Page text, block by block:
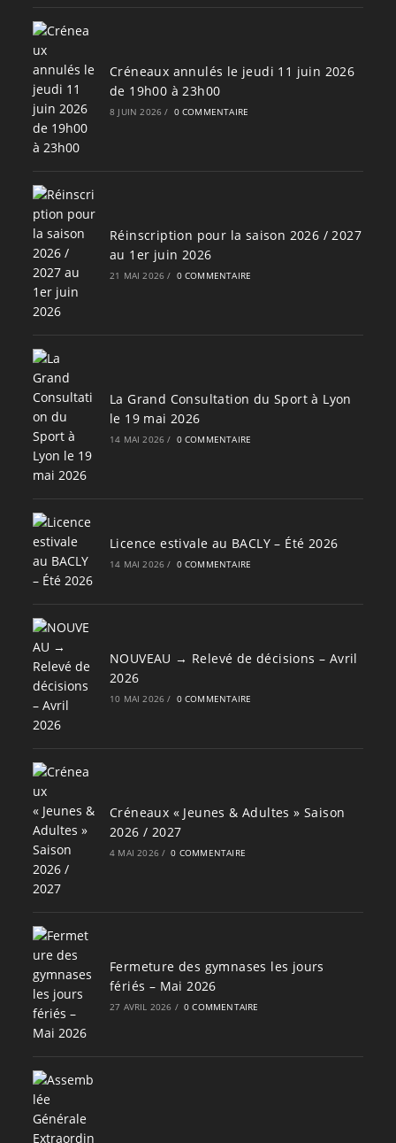
Créneaux annulés le jeudi 11 juin 2026
de 19h00 à 23h00
8 JUIN 2026 / 0 COMMENTAIRE
Réinscription pour la saison 2026 / 2027
au 1er juin 2026
21 MAI 2026 / 0 COMMENTAIRE
La Grand Consultation du Sport à Lyon
le 19 mai 2026
14 MAI 2026 / 0 COMMENTAIRE
Licence estivale au BACLY – Été 2026
14 MAI 2026 / 0 COMMENTAIRE
NOUVEAU → Relevé de décisions – Avril
2026
10 MAI 2026 / 0 COMMENTAIRE
Créneaux « Jeunes & Adultes » Saison
2026 / 2027
4 MAI 2026 / 0 COMMENTAIRE
Fermeture des gymnases les jours
fériés – Mai 2026
27 AVRIL 2026 / 0 COMMENTAIRE